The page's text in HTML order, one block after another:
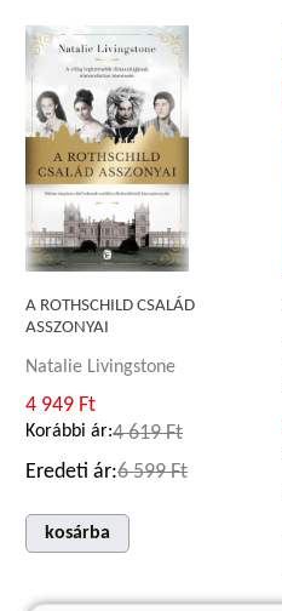
A ROTHSCHILD CSALÁD
ASSZONYAI
Natalie Livingstone
4 949 Ft
Korábbi ár:4 619 Ft
Eredeti ár:6 599 Ft
kosárba